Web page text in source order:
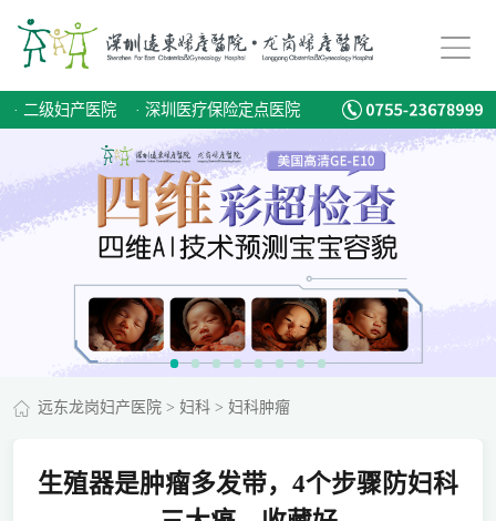
· 二级妇产医院 · 深圳医疗保险定点医院
远东龙岗妇产医院> 妇科> 妇科肿瘤
生殖器是肿瘤多发带，4个步骤防妇科